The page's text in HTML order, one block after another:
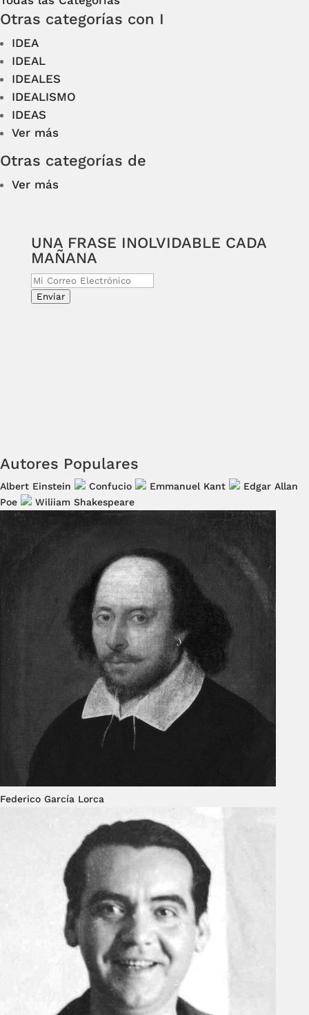
Otras categorías con I
IDEA
IDEAL
IDEALES
IDEALISMO
IDEAS
Ver más
Otras categorías de
Ver más
UNA FRASE INOLVIDABLE CADA
MAÑANA
Enviar
Autores Populares
Albert Einstein Confucio Emmanuel Kant
Edgar Allan
Poe
Wiliiam Shakespeare
Federico García Lorca